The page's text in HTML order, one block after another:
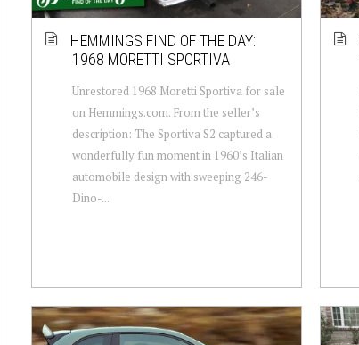
HEMMINGS FIND OF THE DAY:
1968 MORETTI SPORTIVA
Unrestored 1968 Moretti Sportiva for sale
on Hemmings.com. From the seller’s
description: The Sportiva S2 captured a
wonderfully fun moment in 1960’s Italian
automobile design with sweeping 246-
Dino-...